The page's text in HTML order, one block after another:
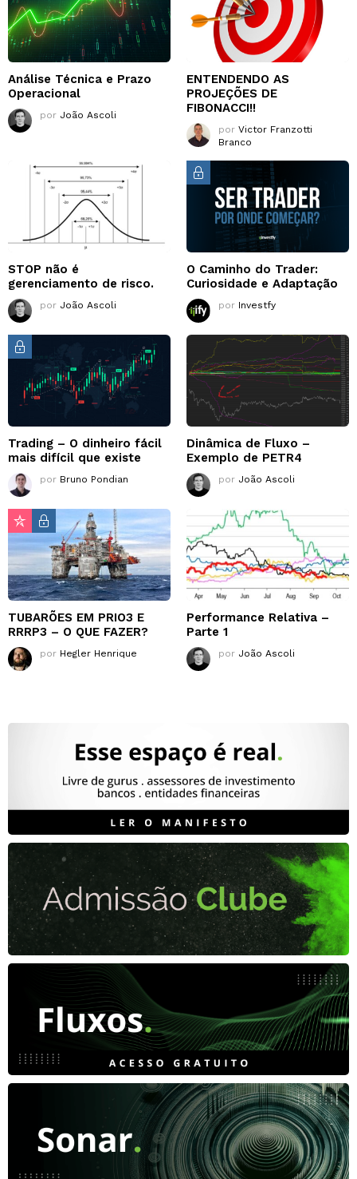
Análise Técnica e Prazo
Operacional
por João Ascoli
ENTENDENDO AS
PROJEÇÕES DE
FIBONACCI!!
por Victor Franzotti
Branco
STOP não é
gerenciamento de risco.
por João Ascoli
O Caminho do Trader:
Curiosidade e Adaptação
por Investfy
Trading – O dinheiro fácil
mais difícil que existe
por Bruno Pondian
Dinâmica de Fluxo –
Exemplo de PETR4
por João Ascoli
TUBARÕES EM PRIO3 E
RRRP3 – O QUE FAZER?
por Hegler Henrique
Performance Relativa –
Parte 1
por João Ascoli